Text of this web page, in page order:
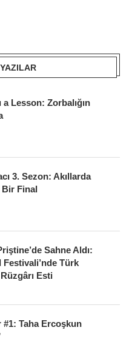
a Lesson: Zorbalığın
3. Sezon: Akıllarda
Bir Final
Sahne Aldı:
Türk
Rüzgârı Esti
#1: Taha Ercoşkun